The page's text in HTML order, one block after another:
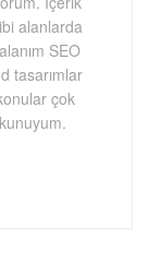
alanlarda
SEO
tasarımlar
çok